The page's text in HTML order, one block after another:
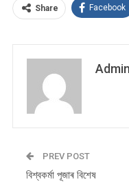
Share Facebook
Admin
PREV POST
বিশ্বকৰ্মা পূজাৰ বিশেষ